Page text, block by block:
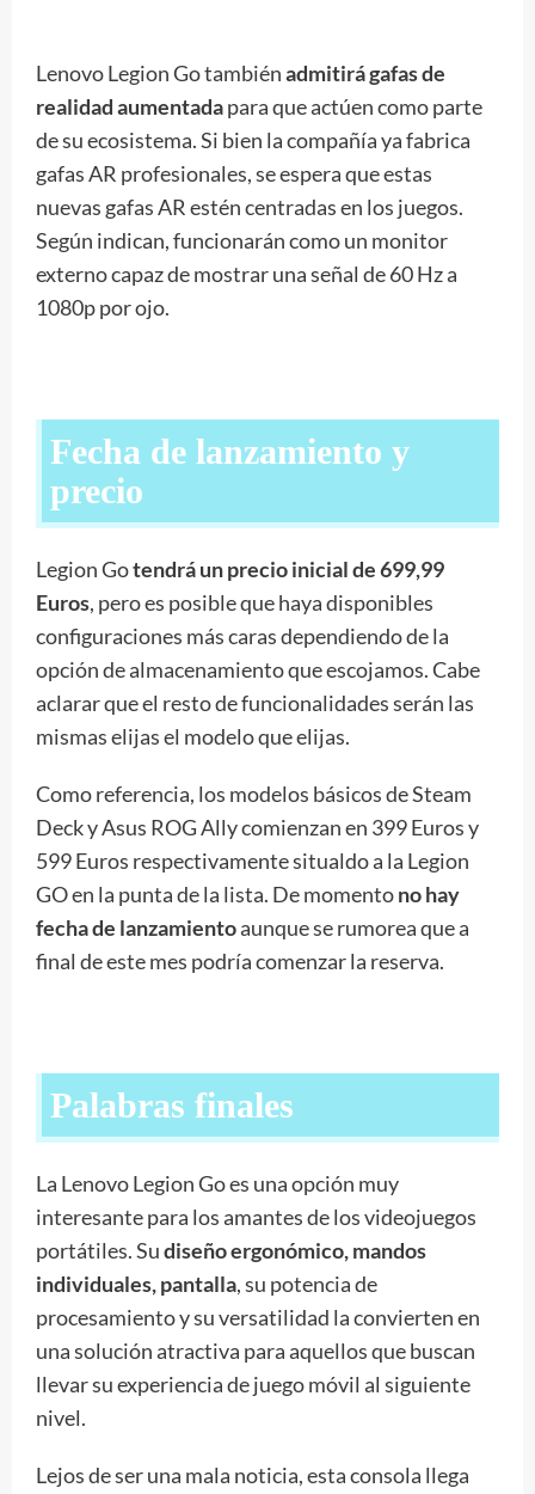
Lenovo Legion Go tambiénadmitirá gafas de
realidad aumentadapara que actúen como parte
de su ecosistema. Si bien la compañía ya fabrica
gafas AR profesionales, se espera que estas
nuevas gafas AR estén centradas en los juegos.
Según indican, funcionarán como un monitor
externo capaz de mostrar una señal de 60 Hz a
1080p por ojo.
Fecha de lanzamiento y
precio
Legion Gotendrá un precio inicial de 699,99
Euros, pero es posible que haya disponibles
configuraciones más caras dependiendo de la
opción de almacenamiento que escojamos. Cabe
aclarar que el resto de funcionalidades serán las
mismas elijas el modelo que elijas.
Como referencia, los modelos básicos de Steam
Deck y Asus ROG Ally comienzan en 399 Euros y
599 Euros respectivamente situaldo a la Legion
GO en la punta de la lista. De momentono hay
fecha de lanzamientoaunque se rumorea que a
final de este mes podría comenzar la reserva.
Palabras finales
La Lenovo Legion Go es una opción muy
interesante para los amantes de los videojuegos
portátiles. Sudiseño ergonómico, mandos
individuales, pantalla, su potencia de
procesamiento y su versatilidad la convierten en
una solución atractiva para aquellos que buscan
llevar su experiencia de juego móvil al siguiente
nivel.
Lejos de ser una mala noticia, esta consola llega